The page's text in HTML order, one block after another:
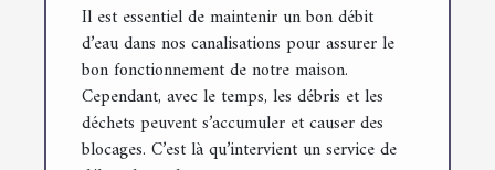
Il est essentiel de maintenir un bon débit
d’eau dans nos canalisations pour assurer le
bon fonctionnement de notre maison.
Cependant, avec le temps, les débris et les
déchets peuvent s’accumuler et causer des
blocages. C’est là qu’intervient un service de